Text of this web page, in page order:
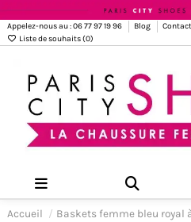
Appelez-nous au : 06 77 97 19 96 Blog Contact
Liste de souhaits (0)
Accueil Baskets femme bleu royal